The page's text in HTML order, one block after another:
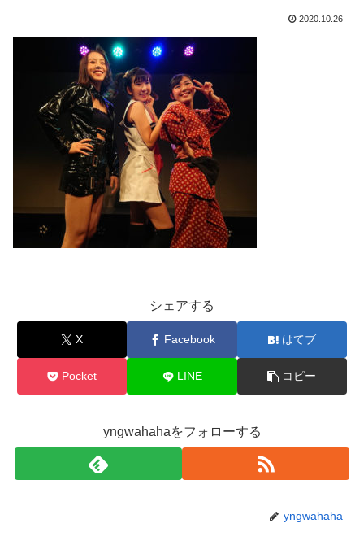
2020.10.26
シェアする
X Facebook はてブ
Pocket LINE コピー
yngwahahaをフォローする
yngwahaha